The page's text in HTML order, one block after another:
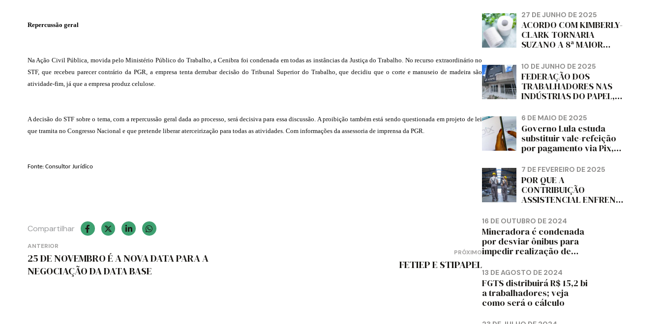
Repercussão geral
Na Ação Civil Pública, movida pelo Ministério Público do Trabalho, a Cenibra foi condenada em todas as instâncias da Justiça do Trabalho. No recurso extraordinário no
STF, que recebeu parecer contrário da PGR, a empresa tenta derrubar decisão do Tribunal Superior do Trabalho, que decidiu que o corte e manuseio de madeira são
atividade-fim, já que a empresa produz celulose.
A decisão do STF sobre o tema, com a repercussão geral dada ao processo, será decisiva para essa discussão. A proibição também está sendo questionada em projeto de lei
que tramita no Congresso Nacional e que pretende liberar aterceirização para todas as atividades. Com informações da assessoria de imprensa da PGR.
Fonte: Consultor Jurídico
Compartilhar
Navegação
de
ANTERIOR
25 DE NOVEMBRO É A NOVA DATA PARA A
NEGOCIAÇÃO DA DATA BASE
PRÓXIMO
FETIEP E STIPAPEL
da dignidade sindical.
27 DE JUNHO DE 2025
ACORDO COM KIMBERLY-
CLARK TORNARIA
SUZANO A 8ª MAIOR
HIGIÊNICO DO MUNDO,
DIZ FITCH
10 DE JUNHO DE 2025
FEDERAÇÃO DOS
TRABALHADORES NAS
INDÚSTRIAS DO PAPEL,
CORTIÇA E ARTEFATOS
DE PAPEL DO ESTADO DO
PARANÁ – FETRAPEL-PR
6 DE MAIO DE 2025
Governo Lula estuda
substituir vale-refeição
por pagamento via Pix,
7 DE FEVEREIRO DE 2025
POR QUE A
CONTRIBUIÇÃO
ASSISTENCIAL ENFRENTA
TRABALHADORES?
16 DE OUTUBRO DE 2024
Mineradora é condenada
por desviar ônibus para
impedir realização de
13 DE AGOSTO DE 2024
FGTS distribuirá R$ 15,2 bi
a trabalhadores; veja
como será o cálculo